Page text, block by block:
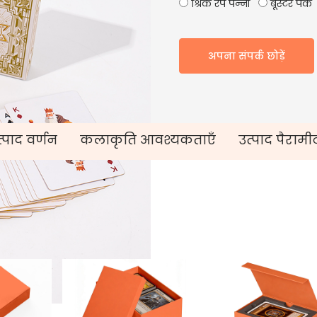
श्रिंक रैप पन्नी बूस्टर पैक
अपना संपर्क छोड़ें
वर्णन कलाकृति आवश्यकताएँ उत्पाद